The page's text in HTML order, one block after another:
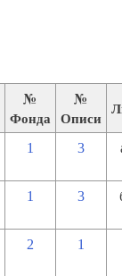
№
Фонда
№
Описи
1 3
1 3
2 1